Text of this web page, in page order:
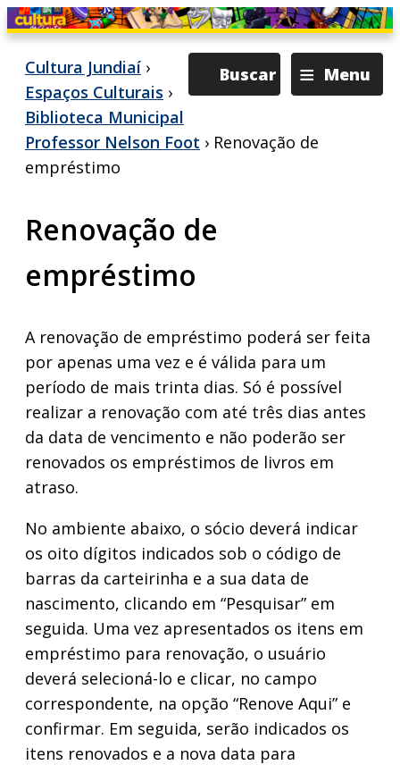
≡ Menu
Buscar
Cultura Jundiaí ›
Espaços Culturais ›
Biblioteca Municipal
Professor Nelson Foot › Renovação de
empréstimo
Renovação de
empréstimo
A renovação de empréstimo poderá ser feita
por apenas uma vez e é válida para um
período de mais trinta dias. Só é possível
realizar a renovação com até três dias antes
da data de vencimento e não poderão ser
renovados os empréstimos de livros em
atraso.
No ambiente abaixo, o sócio deverá indicar
os oito dígitos indicados sob o código de
barras da carteirinha e a sua data de
nascimento, clicando em “Pesquisar” em
seguida. Uma vez apresentados os itens em
empréstimo para renovação, o usuário
deverá selecioná-lo e clicar, no campo
correspondente, na opção “Renove Aqui” e
confirmar. Em seguida, serão indicados os
itens renovados e a nova data para